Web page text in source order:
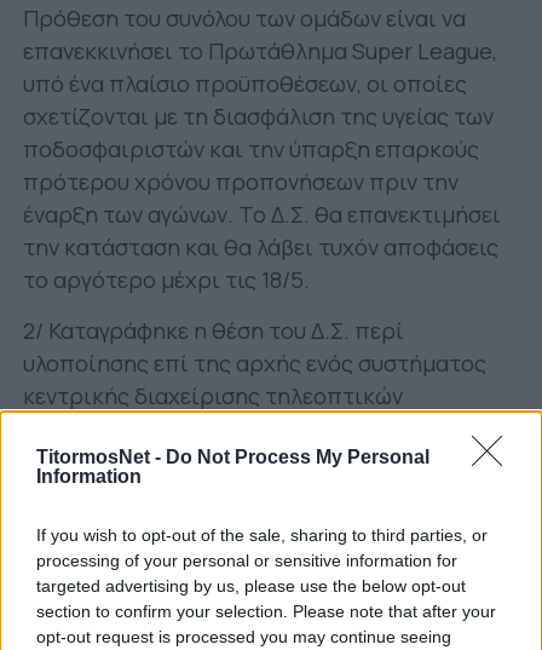
TitormosNet - Do Not Process My Personal
Information
If you wish to opt-out of the sale, sharing to third parties, or
processing of your personal or sensitive information for
targeted advertising by us, please use the below opt-out
section to confirm your selection. Please note that after your
opt-out request is processed you may continue seeing
Πρόθεση του συνόλου των ομάδων είναι να
επανεκκινήσει το Πρωτάθλημα Super League,
υπό ένα πλαίσιο προϋποθέσεων, οι οποίες
σχετίζονται με τη διασφάλιση της υγείας των
ποδοσφαιριστών και την ύπαρξη επαρκούς
πρότερου χρόνου προπονήσεων πριν την
έναρξη των αγώνων. Το Δ.Σ. θα επανεκτιμήσει
την κατάσταση και θα λάβει τυχόν αποφάσεις
το αργότερο μέχρι τις 18/5.
2/ Καταγράφηκε η θέση του Δ.Σ. περί
υλοποίησης επί της αρχής ενός συστήματος
κεντρικής διαχείρισης τηλεοπτικών
δικαιωμάτων. Επειδή τέθηκαν διαφορετικές
προϋποθέσεις από πολλές πλευρές, το θέμα
θα συζητηθεί στο πλαίσιο της ομάδας
εργασίας (working group), το οποίο έχει
συσταθεί για το θέμα των επιπτώσεων της
πανδημίας Covid-19, με τη συμμετοχή της
νομικής και οικονομικής υπηρεσίας.